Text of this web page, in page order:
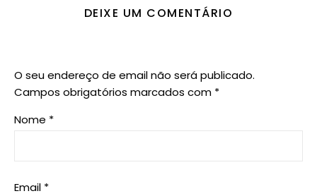
DEIXE UM COMENTÁRIO
O seu endereço de email não será publicado.
Campos obrigatórios marcados com *
Nome *
Email *